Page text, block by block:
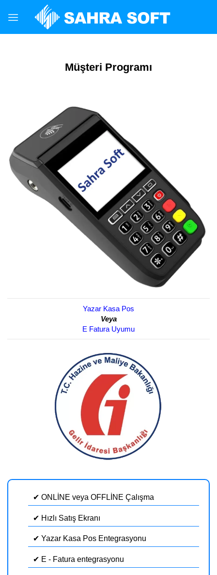
Müşteri Programı
Yazar Kasa Pos
Veya
E Fatura Uyumu
✔ ONLİNE veya OFFLİNE Çalışma
✔ Hızlı Satış Ekranı
✔ Yazar Kasa Pos Entegrasyonu
✔ E - Fatura entegrasyonu